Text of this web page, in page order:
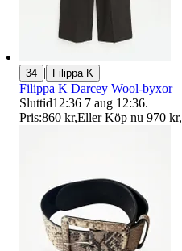
34 | Filippa K
Filippa K Darcey Wool-byxor
Sluttid12:36 7 aug 12:36.
Pris:860 kr,Eller Köp nu 970 kr,